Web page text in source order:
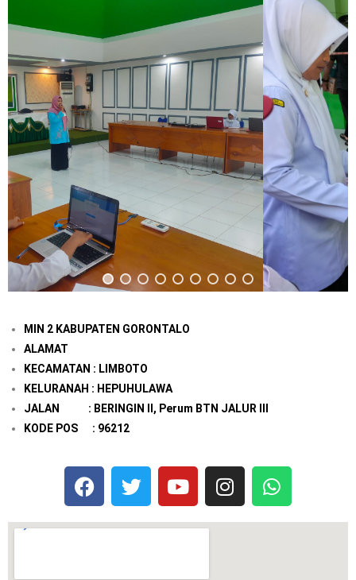
MIN 2 KABUPATEN GORONTALO
ALAMAT
KECAMATAN : LIMBOTO
KELURANAH : HEPUHULAWA
JALAN : BERINGIN II, Perum BTN JALUR III
KODE POS : 96212